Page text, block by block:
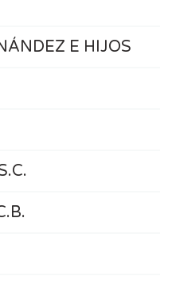
E HIJOS